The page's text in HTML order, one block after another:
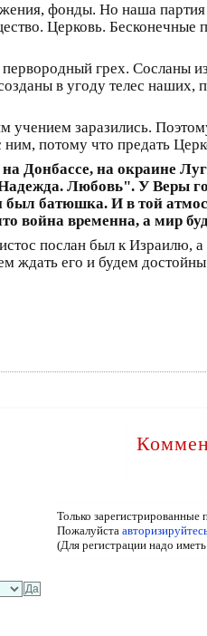
фонды. Но наша
Церковь. Бесконечные
грех. Сосланы
в угоду телес наших,
заразились.
потому что предать
на окраине
Любовь". У Веры
батюшка. И в той
война временна, а мир
послан был к Израилю,
ждать его и будем
Только зарегистрированные
Пожалуйста
(Для регистрации надо